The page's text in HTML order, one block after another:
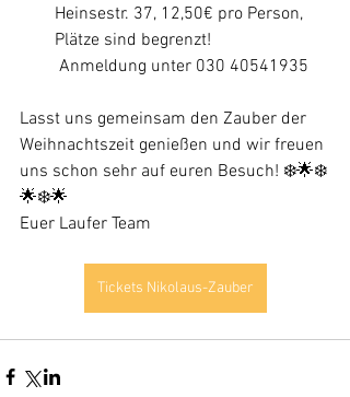
Heinsestr. 37, 12,50€ pro Person,
Plätze sind begrenzt!
Anmeldung unter 030 40541935
Lasst uns gemeinsam den Zauber der
Weihnachtszeit genießen und wir freuen
uns schon sehr auf euren Besuch! ❄️🌟❄️
🌟❄️🌟
Euer Laufer Team
Tickets Nikolaus-Zauber